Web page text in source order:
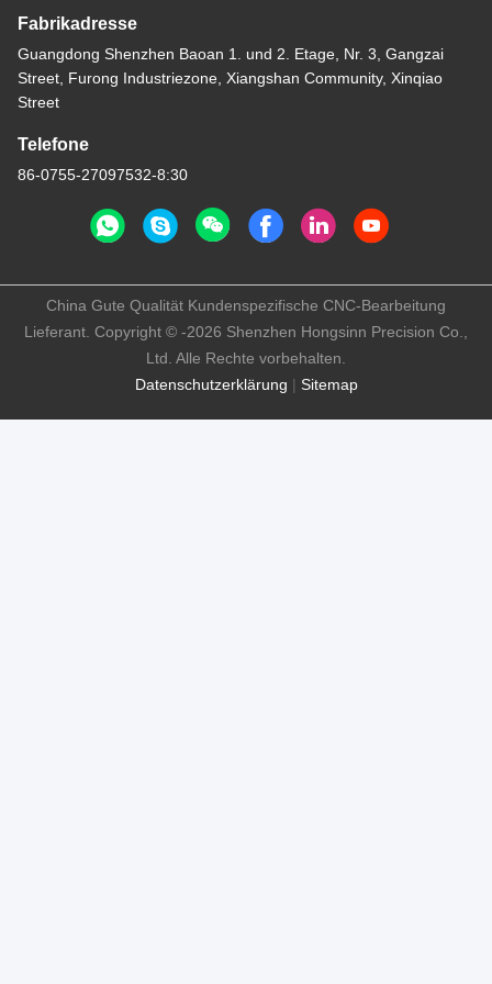
Fabrikadresse
Guangdong Shenzhen Baoan 1. und 2. Etage, Nr. 3, Gangzai
Street, Furong Industriezone, Xiangshan Community, Xinqiao
Street
Telefone
86-0755-27097532-8:30
Datenschutzerklärung | Sitemap
China Gute Qualität Kundenspezifische CNC-Bearbeitung
Lieferant. Copyright © -2026 Shenzhen Hongsinn Precision Co.,
Ltd. Alle Rechte vorbehalten.